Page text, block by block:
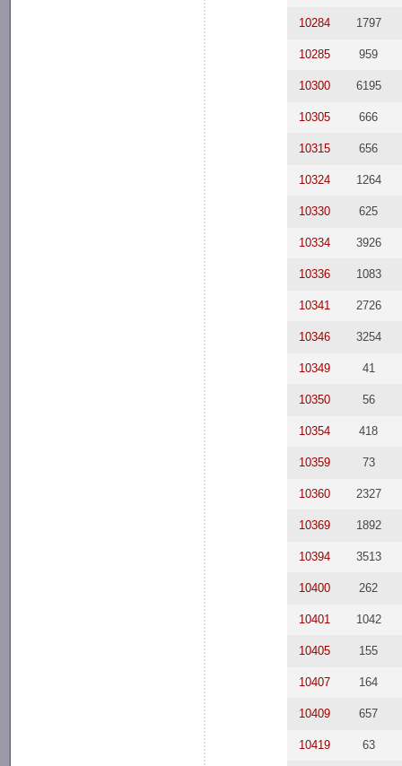
10284 1797
10285 959
10300 6195
10305 666
10315 656
10324 1264
10330 625
10334 3926
10336 1083
10341 2726
10346 3254
10349 41
10350 56
10354 418
10359 73
10360 2327
10369 1892
10394 3513
10400 262
10401 1042
10405 155
10407 164
10409 657
10419 63